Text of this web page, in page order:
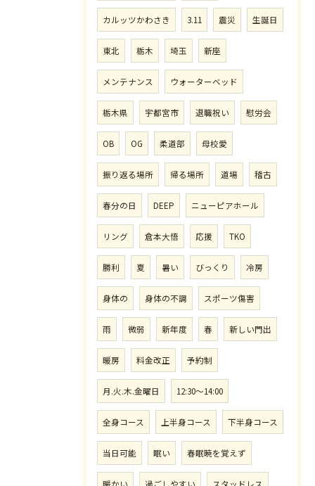
カルッツかわさき 3.11 震災 生誕日
東北 栃木 埼玉 新座
メンテナンス ウォーターベッド
栃木県 宇都宮市 退職祝い 慰労会
OB OG 柔道部 母校愛
振り返る場所 帰る場所 道場 稽古
春分の日 DEEP ニューピアホール
リング 倉本大悟 応援 TKO
勝利 夏 暑い びっくり 冷房
身体の 身体の不調 スポーツ傷害
雨 微弱 新年度 春 新しい門出
暖房 料金改正 予約制
月.火.木.金曜日 12:30〜14:00
全身コース 上半身コース 下半身コース
当日可能 眠い 春眠暁を覚えず
暖かい 過ごしやすい スタッドレス